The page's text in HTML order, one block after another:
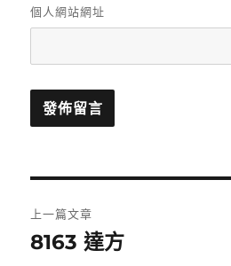
個人網站網址
章
上一篇文章
上
8163 達方